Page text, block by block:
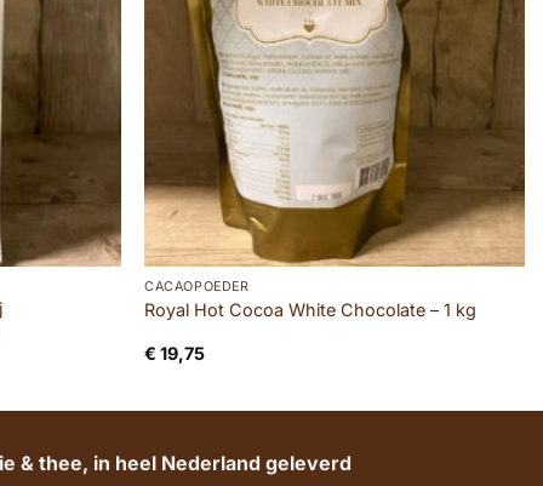
CACAOPOEDER
Royal Hot Cocoa White Chocolate – 1 kg
€ 19,75
& thee, in heel Nederland geleverd